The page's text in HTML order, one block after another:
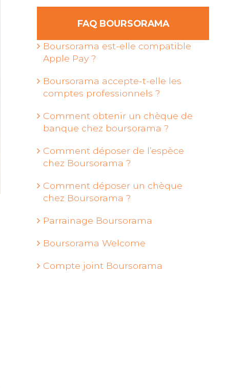
FAQ BOURSORAMA
Boursorama est-elle compatible
Apple Pay ?
Boursorama accepte-t-elle les
comptes professionnels ?
Comment obtenir un chèque de
banque chez boursorama ?
Comment déposer de l’espèce
chez Boursorama ?
Comment déposer un chèque
chez Boursorama ?
Parrainage Boursorama
Boursorama Welcome
Compte joint Boursorama